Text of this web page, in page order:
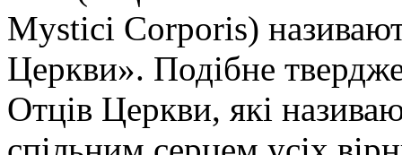
Mystici Corporis)
Церкви». Подібне
Отців Церкви, які